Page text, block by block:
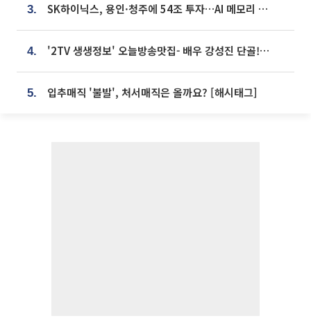
3. SK하이닉스, 용인·청주에 54조 투자…AI 메모리 생산기지 키운다
4. '2TV 생생정보' 오늘방송맛집- 배우 강성진 단골! 쌀국수ㆍ푸팟퐁 커리 맛집 '블○○○'
5. 입추매직 '불발', 처서매직은 올까요? [해시태그]